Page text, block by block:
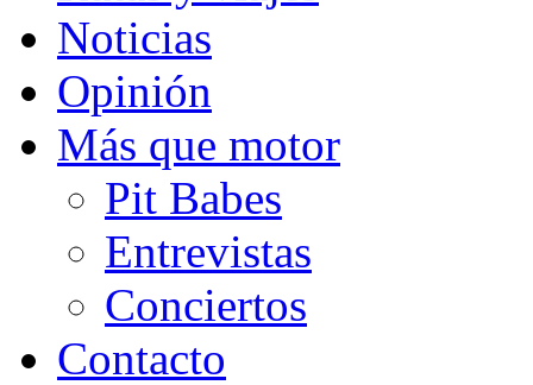
Noticias
Opinión
Más que motor
Pit Babes
Entrevistas
Conciertos
Contacto